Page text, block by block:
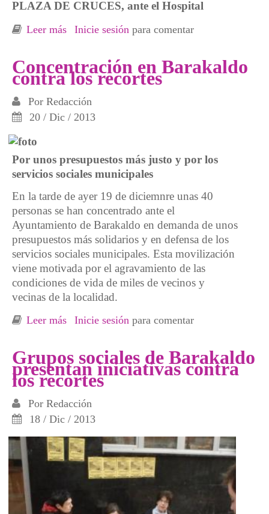
PLAZA DE CRUCES, ante el Hospital
Leer más sobre Barakaldo. Concentración en favor del
Inicie sesión para comentar
Concentración en Barakaldo
contra los recortes
Por Redacción
20 / Dic / 2013
Por unos presupuestos más justo y por los
servicios sociales municipales
En la tarde de ayer 19 de diciemnre unas 40
personas se han concentrado ante el
Ayuntamiento de Barakaldo en demanda de unos
presupuestos más solidarios y en defensa de los
servicios sociales municipales. Esta movilización
viene motivada por el agravamiento de las
condiciones de vida de miles de vecinos y
vecinas de la localidad.
Leer más sobre Concentración en Barakaldo contra los
Inicie sesión para comentar
Grupos sociales de Barakaldo
presentan iniciativas contra
los recortes
Por Redacción
18 / Dic / 2013